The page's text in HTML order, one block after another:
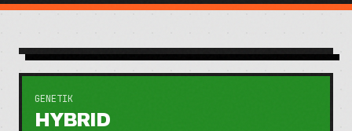
GENETIK
HYBRID